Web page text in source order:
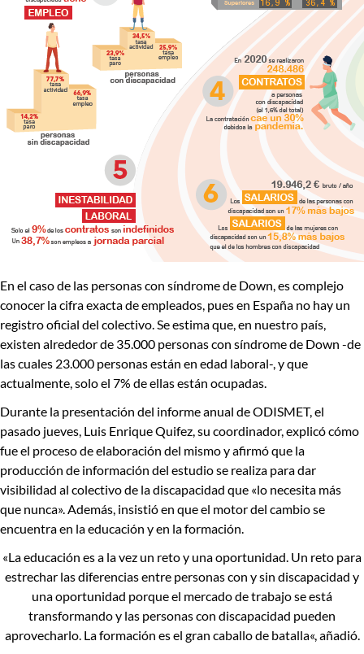
En el caso de las personas con síndrome de Down,es complejo
conocer la cifra exacta de empleados, pues en España no hay un
registro oficial del colectivo. Se estima que, en nuestro país,
existen alrededor de 35.000 personas con síndrome de Down -de
las cuales 23.000 personas están en edad laboral-, y que
actualmente,solo el 7% de ellas están ocupadas.
Durante la presentación del informe anual de ODISMET, el
pasado jueves, Luis Enrique Quifez, su coordinador, explicó cómo
fue el proceso de elaboración del mismo y afirmó que la
producción de información del estudio se realiza para dar
visibilidad al colectivo de la discapacidad que «lo necesita más
que nunca». Además, insistió en que el motor del cambio se
encuentra en la educación y en la formación.
«La educación es a la vez un reto y una oportunidad. Un reto para
estrechar las diferencias entre personas con y sin discapacidad y
una oportunidad porque el mercado de trabajo se está
transformando y las personas con discapacidad pueden
aprovecharlo. La formación es el gran caballo de batalla«, añadió.